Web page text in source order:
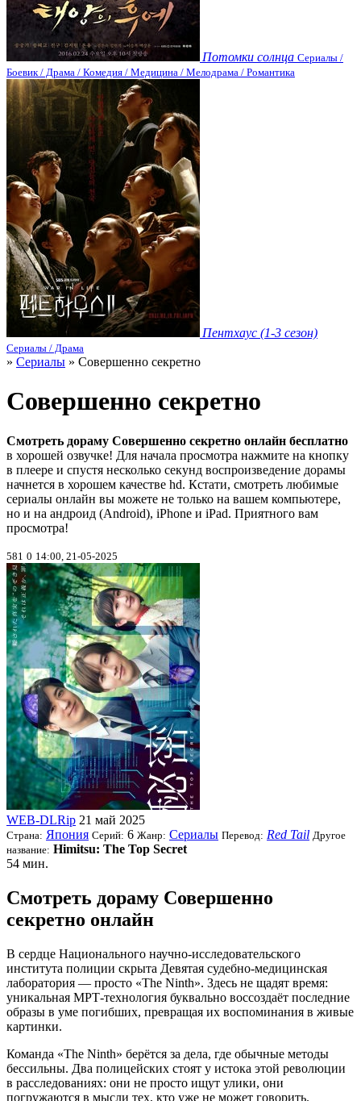
Потомки солнца Сериалы /
Боевик / Драма / Комедия / Медицина / Мелодрама / Романтика
Пентхаус (1-3 сезон)
Сериалы / Драма
» Сериалы » Совершенно секретно
Совершенно секретно
Смотреть дораму Совершенно секретно онлайн бесплатно
в хорошей озвучке! Для начала просмотра нажмите на кнопку
в плеере и спустя несколько секунд воспроизведение дорамы
начнется в хорошем качестве hd. Кстати, смотреть любимые
сериалы онлайн вы можете не только на вашем компьютере,
но и на андроид (Android), iPhone и iPad. Приятного вам
просмотра!
581 0 14:00, 21-05-2025
WEB-DLRip 21 май 2025
Страна: Япония Серий: 6 Жанр: Сериалы Перевод: Red Tail Другое
название: Himitsu: The Top Secret
54 мин.
Смотреть дораму Совершенно
секретно онлайн
В сердце Национального научно-исследовательского
института полиции скрыта Девятая судебно-медицинская
лаборатория — просто «The Ninth». Здесь не щадят время:
уникальная МРТ-технология буквально воссоздаёт последние
образы в уме погибших, превращая их воспоминания в живые
картинки.
Команда «The Ninth» берётся за дела, где обычные методы
бессильны. Два полицейских стоят у истока этой революции
в расследованиях: они не просто ищут улики, они
погружаются в мысли тех, кто уже не может говорить.